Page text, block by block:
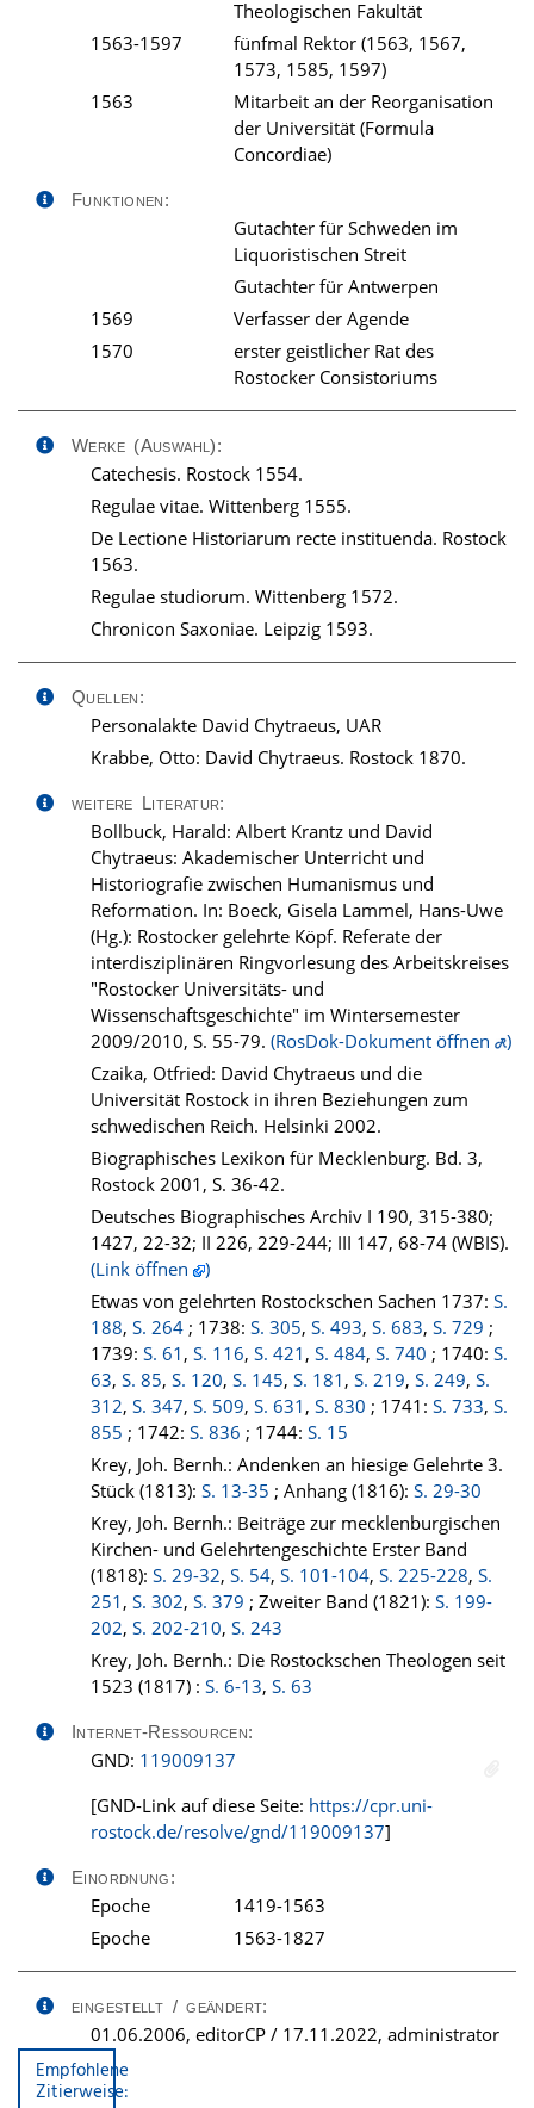
Theologischen Fakultät
1563-1597
fünfmal Rektor (1563, 1567,
1573, 1585, 1597)
1563
Mitarbeit an der Reorganisation
der Universität (Formula
Concordiae)
Funktionen:
Gutachter für Schweden im
Liquoristischen Streit
Gutachter für Antwerpen
1569
Verfasser der Agende
1570
erster geistlicher Rat des
Rostocker Consistoriums
Werke (Auswahl):
Catechesis. Rostock 1554.
Regulae vitae. Wittenberg 1555.
De Lectione Historiarum recte instituenda. Rostock
1563.
Regulae studiorum. Wittenberg 1572.
Chronicon Saxoniae. Leipzig 1593.
Quellen:
Personalakte David Chytraeus, UAR
Krabbe, Otto: David Chytraeus. Rostock 1870.
weitere Literatur:
Bollbuck, Harald: Albert Krantz und David
Chytraeus: Akademischer Unterricht und
Historiografie zwischen Humanismus und
Reformation. In: Boeck, Gisela Lammel, Hans-Uwe
(Hg.): Rostocker gelehrte Köpf. Referate der
interdisziplinären Ringvorlesung des Arbeitskreises
"Rostocker Universitäts- und
Wissenschaftsgeschichte" im Wintersemester
2009/2010, S. 55-79. (RosDok-Dokument öffnen
)
Czaika, Otfried: David Chytraeus und die
Universität Rostock in ihren Beziehungen zum
schwedischen Reich. Helsinki 2002.
Biographisches Lexikon für Mecklenburg. Bd. 3,
Rostock 2001, S. 36-42.
Deutsches Biographisches Archiv I 190, 315-380;
1427, 22-32; II 226, 229-244; III 147, 68-74 (WBIS).
(Link öffnen
)
Etwas von gelehrten Rostockschen Sachen 1737: S.
188, S. 264 ; 1738: S. 305, S. 493, S. 683, S. 729 ;
1739: S. 61 , S. 116, S. 421 , S. 484, S. 740 ; 1740: S.
63, S. 85, S. 120, S. 145, S. 181 , S. 219, S. 249, S.
312, S. 347, S. 509, S. 631 , S. 830 ; 1741: S. 733, S.
855 ; 1742: S. 836 ; 1744: S. 15
Krey, Joh. Bernh.: Andenken an hiesige Gelehrte 3.
Stück (1813): S. 13-35 ; Anhang (1816): S. 29-30
Krey, Joh. Bernh.: Beiträge zur mecklenburgischen
Kirchen- und Gelehrtengeschichte Erster Band
(1818): S. 29-32, S. 54, S. 101-104, S. 225-228, S.
251 , S. 302, S. 379 ; Zweiter Band (1821): S. 199-
202, S. 202-210, S. 243
Krey, Joh. Bernh.: Die Rostockschen Theologen seit
1523 (1817) : S. 6-13, S. 63
Internet-Ressourcen:
GND: 119009137
[GND-Link auf diese Seite: https://cpr.uni-
rostock.de/resolve/gnd/119009137]
Einordnung:
Epoche
1419-1563
Epoche
1563-1827
eingestellt / geändert:
01.06.2006, editorCP / 17.11.2022, administrator
Empfohlene
Zitierweise: